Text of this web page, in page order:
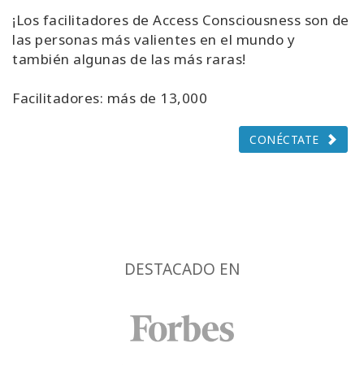
¡Los facilitadores de Access Consciousness son de
las personas más valientes en el mundo y
también algunas de las más raras!
Facilitadores: más de 13,000
CONÉCTATE
DESTACADO EN